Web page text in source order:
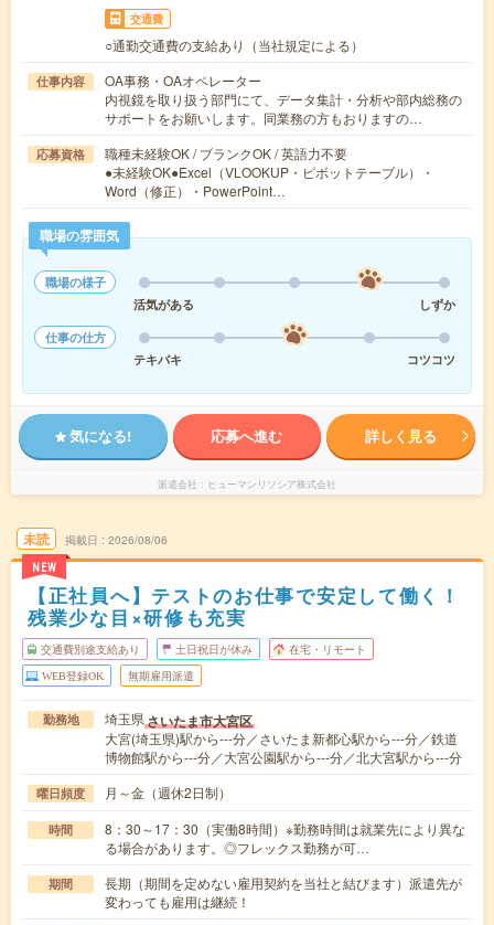
交通費
○通勤交通費の支給あり（当社規定による）
仕事内容
OA事務・OAオペレーター
内視鏡を取り扱う部門にて、データ集計・分析や部内総務の
サポートをお願いします。同業務の方もおりますの…
応募資格
職種未経験OK / ブランクOK / 英語力不要
●未経験OK●Excel（VLOOKUP・ピボットテーブル）・
Word（修正）・PowerPoint…
職場の雰囲気
職場の様子
活気がある
しずか
仕事の仕方
テキパキ
コツコツ
気になる! 応募へ進む 詳しく見る
派遣会社 ヒューマンリソシア株式会社
未読
NEW
掲載日 2026/08/06
【正社員へ】テストのお仕事で安定して働く！
残業少な目×研修も充実
交通費別途支給あり 土日祝日が休み 在宅・リモート
WEB登録OK 無期雇用派遣
勤務地 埼玉県さいたま市大宮区
大宮(埼玉県)駅から---分／さいたま新都心駅から---分／鉄道
博物館駅から---分／大宮公園駅から---分／北大宮駅から---分
曜日頻度 月～金（週休2日制）
時間
8：30～17：30（実働8時間）※勤務時間は就業先により異な
る場合があります。◎フレックス勤務が可…
期間
長期（期間を定めない雇用契約を当社と結びます）派遣先が
変わっても雇用は継続！